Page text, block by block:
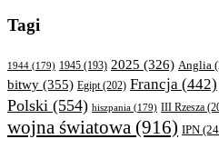
Tagi
1944 (179) 1945 (193) 2025 (326) Anglia
bitwy (355) Egipt(202) Francja (442)
Polski (554) hiszpania (179) III Rzesza
wojna światowa (916) IPN